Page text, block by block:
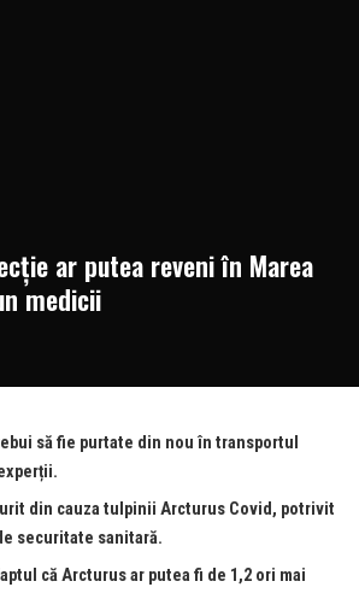
ar putea reveni în Marea
medicii
să fie purtate din nou în transportul
din cauza tulpinii Arcturus Covid, potrivit
securitate sanitară.
că Arcturus ar putea fi de 1,2 ori mai